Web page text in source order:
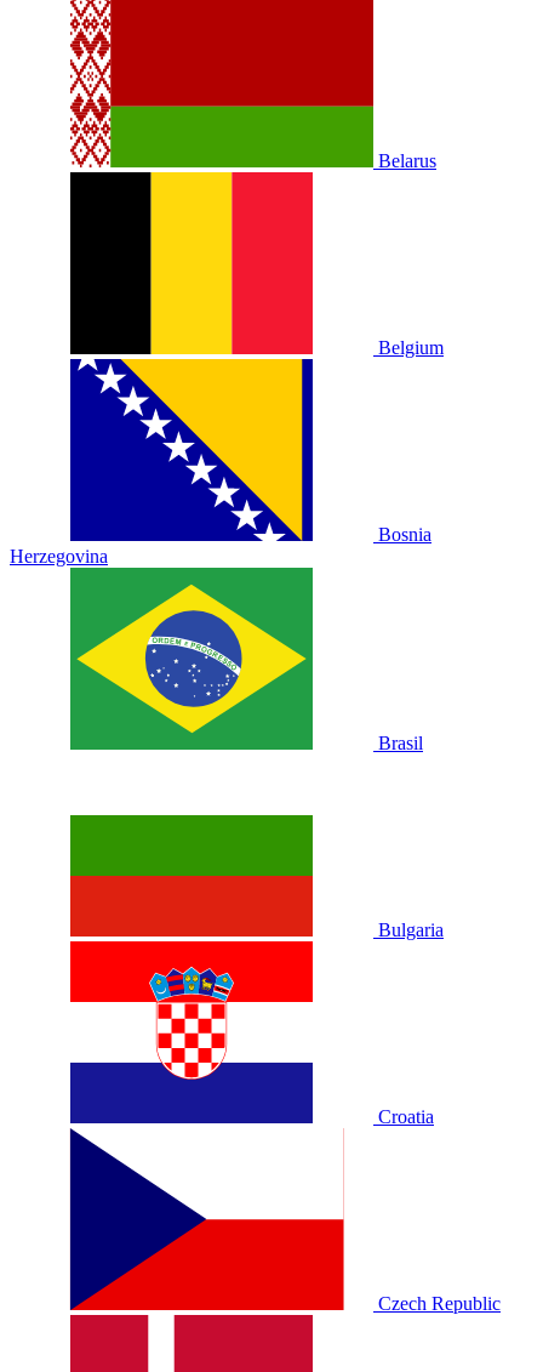
Belarus
Belgium
Bosnia
Herzegovina
Brasil
Bulgaria
Croatia
Czech Republic